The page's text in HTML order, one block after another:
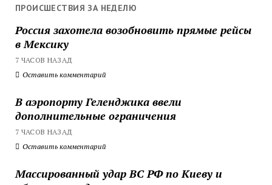
ПРОИСШЕСТВИЯ ЗА НЕДЕЛЮ
Россия захотела возобновить прямые рейсы
в Мексику
7 ЧАСОВ НАЗАД
Оставить комментарий
В аэропорту Геленджика ввели
дополнительные ограничения
7 ЧАСОВ НАЗАД
Оставить комментарий
Массированный удар ВС РФ по Киеву и